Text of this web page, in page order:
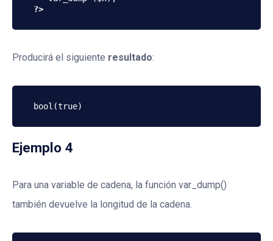
?>
Producirá el siguiente resultado:
Ejemplo 4
Para una variable de cadena, la función var_dump()
también devuelve la longitud de la cadena.